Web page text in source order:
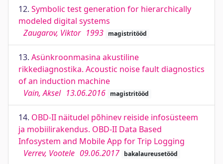
12. Symbolic test generation for hierarchically
modeled digital systems
Zaugarov, Viktor 1993 magistritööd
13. Asünkroonmasina akustiline
rikkediagnostika. Acoustic noise fault diagnostics
of an induction machine
Vain, Aksel 13.06.2016 magistritööd
14. OBD-II näitudel põhinev reiside infosüsteem
ja mobiilirakendus. OBD-II Data Based
Infosystem and Mobile App for Trip Logging
Verrev, Vootele 09.06.2017 bakalaureusetööd